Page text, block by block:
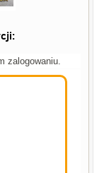
zalogowaniu.